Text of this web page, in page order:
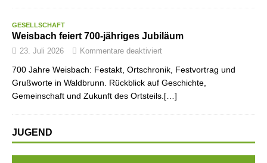
GESELLSCHAFT
Weisbach feiert 700-jähriges Jubiläum
23. Juli 2026 Kommentare deaktiviert
700 Jahre Weisbach: Festakt, Ortschronik, Festvortrag und
Grußworte in Waldbrunn. Rückblick auf Geschichte,
Gemeinschaft und Zukunft des Ortsteils.[…]
JUGEND